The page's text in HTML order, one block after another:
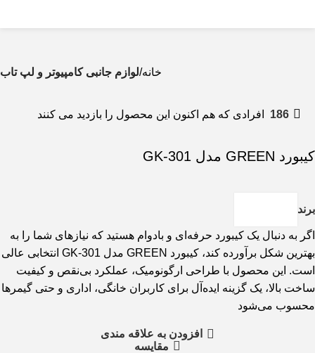
خانه لوازم جانبی کامپیوتر و لپ تاب
186 افرادی که هم اکنون این محصول را بازدید می کنند
کیبورد GREEN مدل GK-301
برند
اگر به دنبال یک کیبورد حرفه‌ای و بادوام هستید که نیازهای شما را به
بهترین شکل برآورده کند، کیبورد GREEN مدل GK-301 انتخابی عالی
است. این محصول با طراحی ارگونومیک، عملکرد بی‌نقص و کیفیت
ساخت بالا، یک گزینه ایده‌آل برای کاربران خانگی، اداری و حتی گیمرها
محسوب می‌شود
افزودن به علاقه مندی
مقایسه